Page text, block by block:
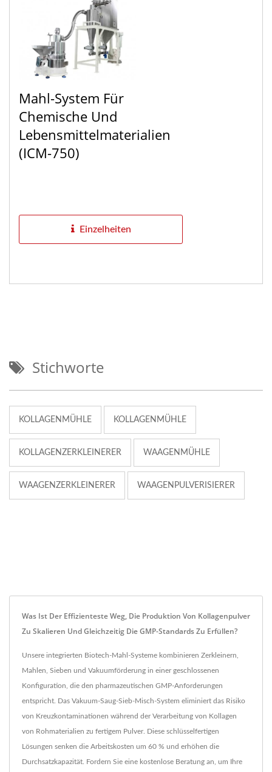
Mahl-System Für
Chemische Und
Lebensmittelmaterialien
(ICM-750)
Einzelheiten
Stichworte
KOLLAGENMÜHLE KOLLAGENMÜHLE
KOLLAGENZERKLEINERER WAAGENMÜHLE
WAAGENZERKLEINERER WAAGENPULVERISIERER
Was Ist Der Effizienteste Weg, Die Produktion Von Kollagenpulver
Zu Skalieren Und Gleichzeitig Die GMP-Standards Zu Erfüllen?
Unsere integrierten Biotech-Mahl-Systeme kombinieren Zerkleinern,
Mahlen, Sieben und Vakuumförderung in einer geschlossenen
Konfiguration, die den pharmazeutischen GMP-Anforderungen
entspricht. Das Vakuum-Saug-Sieb-Misch-System eliminiert das Risiko
von Kreuzkontaminationen während der Verarbeitung von Kollagen
von Rohmaterialien zu fertigem Pulver. Diese schlüsselfertigen
Lösungen senken die Arbeitskosten um 60 % und erhöhen die
Durchsatzkapazität. Fordern Sie eine kostenlose Beratung an, um Ihre